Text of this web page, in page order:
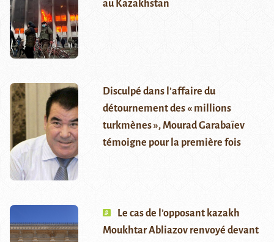
au Kazakhstan
Disculpé dans l’affaire du
détournement des « millions
turkmènes », Mourad Garabaïev
témoigne pour la première fois
Le cas de l’opposant kazakh
Moukhtar Abliazov renvoyé devant